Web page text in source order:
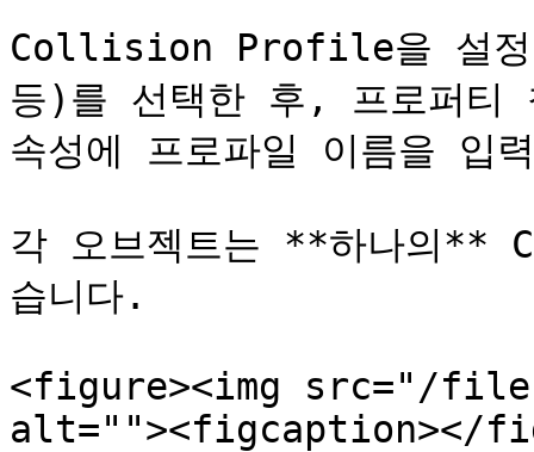
Collision Profile을 설정
등)를 선택한 후, 프로
속성에 프로파일 이름을 입
각 오브젝트는 **하나의
습니다.
<figure><img src="/
alt=""><figcaption></